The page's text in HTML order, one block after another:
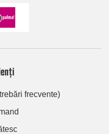
frecvente)